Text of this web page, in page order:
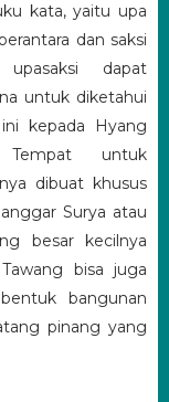
kata, yaitu upa
dan saksi
dapat
untuk diketahui
kepada Hyang
Tempat untuk
dibuat khusus
Surya atau
besar kecilnya
bisa juga
bangunan
pinang yang